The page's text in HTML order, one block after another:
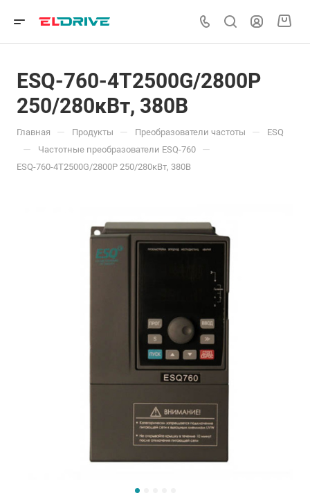
ESQ-760-4T2500G/2800P
250/280кВт, 380В
Главная — Продукты — Преобразователи частоты — ESQ
— Частотные преобразователи ESQ-760 —
ESQ-760-4T2500G/2800P 250/280кВт, 380В